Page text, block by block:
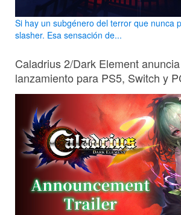
Si hay un subgénero del terror que nunca
slasher. Esa sensación de...
Caladrius 2/Dark Element
lanzamiento para PS5, Switch y